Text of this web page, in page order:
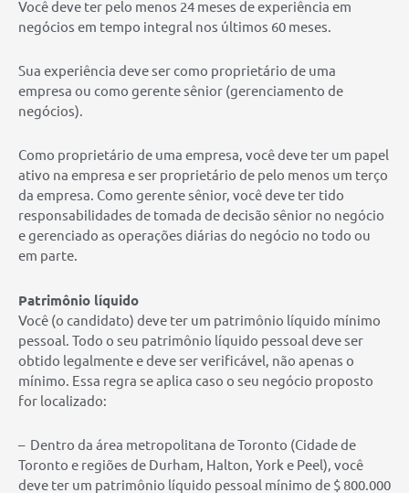
Você deve ter pelo menos 24 meses de experiência em
negócios em tempo integral nos últimos 60 meses.
Sua experiência deve ser como proprietário de uma
empresa ou como gerente sênior (gerenciamento de
negócios).
Como proprietário de uma empresa, você deve ter um papel
ativo na empresa e ser proprietário de pelo menos um terço
da empresa. Como gerente sênior, você deve ter tido
responsabilidades de tomada de decisão sênior no negócio
e gerenciado as operações diárias do negócio no todo ou
em parte.
Patrimônio líquido
Você (o candidato) deve ter um patrimônio líquido mínimo
pessoal. Todo o seu patrimônio líquido pessoal deve ser
obtido legalmente e deve ser verificável, não apenas o
mínimo. Essa regra se aplica caso o seu negócio proposto
for localizado:
– Dentro da área metropolitana de Toronto (Cidade de
Toronto e regiões de Durham, Halton, York e Peel), você
deve ter um patrimônio líquido pessoal mínimo de $ 800.000